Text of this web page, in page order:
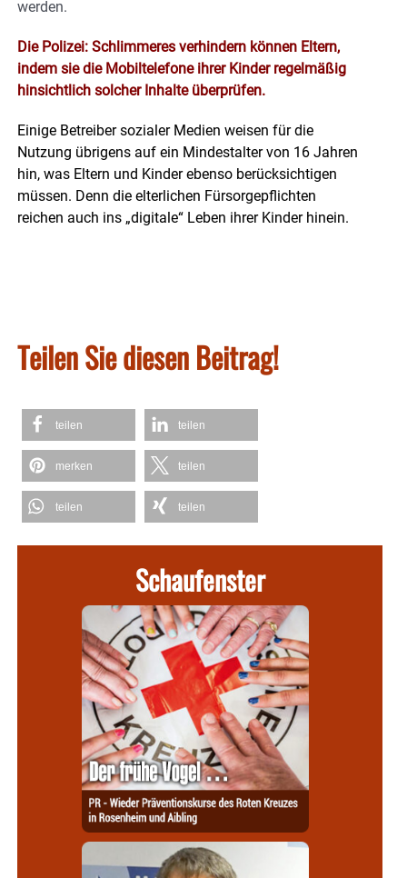
werden.
Die Polizei: Schlimmeres verhindern können Eltern,
indem sie die Mobiltelefone ihrer Kinder regelmäßig
hinsichtlich solcher Inhalte überprüfen.
Einige Betreiber sozialer Medien weisen für die
Nutzung übrigens auf ein Mindestalter von 16 Jahren
hin, was Eltern und Kinder ebenso berücksichtigen
müssen. Denn die elterlichen Fürsorgepflichten
reichen auch ins „digitale“ Leben ihrer Kinder hinein.
Teilen Sie diesen Beitrag!
teilen teilen
merken teilen
teilen teilen
Schaufenster